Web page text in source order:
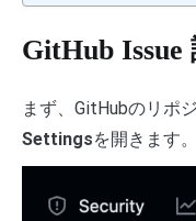
GitHub Issue
まず、GitHubのリポ
Settingsを開きます。